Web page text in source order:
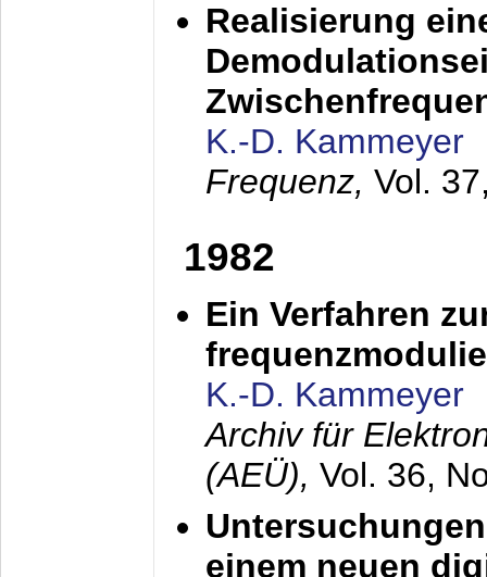
Realisierung
K.-D. Kammeyer
Frequenz, Vol.
1982
Ein Verfahren
K.-D. Kammeyer
Archiv für
(AEÜ), Vol. 36,
einem neuen